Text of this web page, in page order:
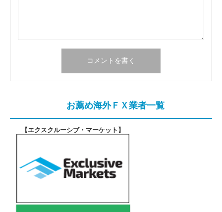
お薦め海外ＦＸ業者一覧
【エクスクルーシブ・マーケット 】